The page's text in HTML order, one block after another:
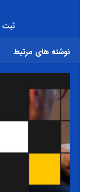
نوشته های مرتبط